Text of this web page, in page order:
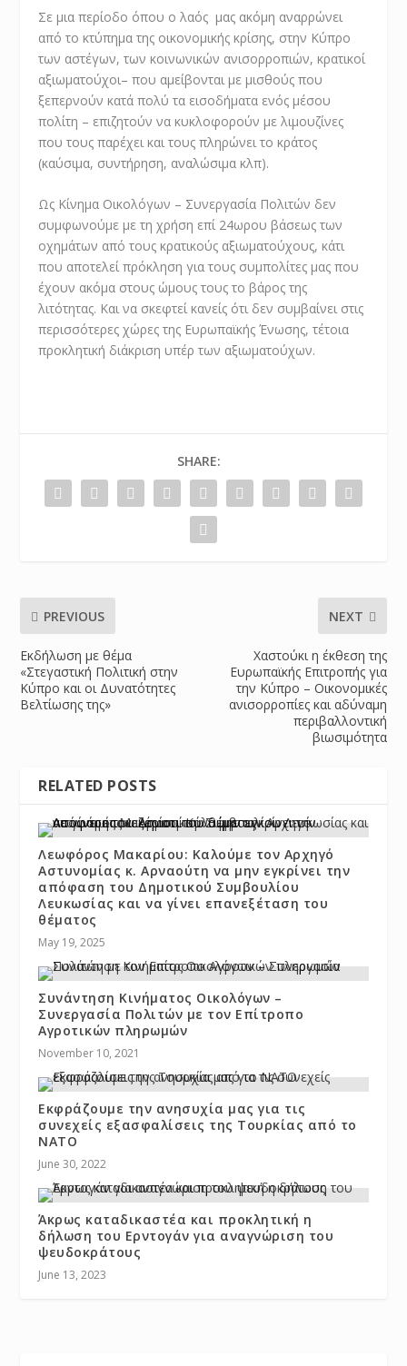
Σε μια περίοδο όπου ο λαός μας ακόμη αναρρώνει
από το κτύπημα της οικονομικής κρίσης, στην Κύπρο
των αστέγων, των κοινωνικών ανισορροπιών, κρατικοί
αξιωματούχοι– που αμείβονται με μισθούς που
ξεπερνούν κατά πολύ τα εισοδήματα ενός μέσου
πολίτη – επιζητούν να κυκλοφορούν με λιμουζίνες
που τους παρέχει και τους πληρώνει το κράτος
(καύσιμα, συντήρηση, αναλώσιμα κλπ).
Ως Κίνημα Οικολόγων – Συνεργασία Πολιτών δεν
συμφωνούμε με τη χρήση επί 24ωρου βάσεως των
οχημάτων από τους κρατικούς αξιωματούχους, κάτι
που αποτελεί πρόκληση για τους συμπολίτες μας που
έχουν ακόμα στους ώμους τους το βάρος της
λιτότητας. Και να σκεφτεί κανείς ότι δεν συμβαίνει στις
περισσότερες χώρες της Ευρωπαϊκής Ένωσης, τέτοια
προκλητική διάκριση υπέρ των αξιωματούχων.
SHARE:
PREVIOUS
Εκδήλωση με θέμα
«Στεγαστική Πολιτική στην
Κύπρο και οι Δυνατότητες
Βελτίωσης της»
NEXT
Χαστούκι η έκθεση της
Ευρωπαϊκής Επιτροπής για
την Κύπρο – Οικονομικές
ανισορροπίες και αδύναμη
περιβαλλοντική
βιωσιμότητα
RELATED POSTS
Λεωφόρος Μακαρίου: Καλούμε τον Αρχηγό
Αστυνομίας κ. Αρναούτη να μην εγκρίνει την
απόφαση του Δημοτικού Συμβουλίου
Λευκωσίας και να γίνει επανεξέταση του
θέματος
May 19, 2025
Συνάντηση Κινήματος Οικολόγων –
Συνεργασία Πολιτών με τον Επίτροπο
Αγροτικών πληρωμών
November 10, 2021
Εκφράζουμε την ανησυχία μας για τις
συνεχείς εξασφαλίσεις της Τουρκίας από το
ΝΑΤΟ
June 30, 2022
Άκρως καταδικαστέα και προκλητική η
δήλωση του Ερντογάν για αναγνώριση του
ψευδοκράτους
June 13, 2023